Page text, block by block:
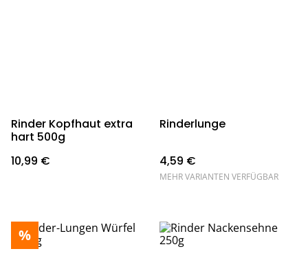
Rinder Kopfhaut extra
hart 500g
10,99 €
Rinderlunge
4,59 €
MEHR VARIANTEN VERFÜGBAR
%